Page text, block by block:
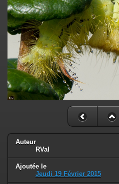
Auteur
RVal
Ajoutée le
Jeudi 19 Février 2015